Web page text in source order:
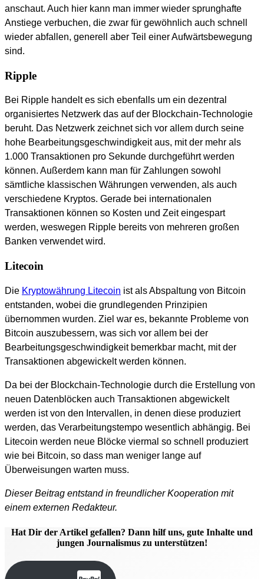
anschaut. Auch hier kann man immer wieder sprunghafte
Anstiege verbuchen, die zwar für gewöhnlich auch schnell
wieder abfallen, generell aber Teil einer Aufwärtsbewegung
sind.
Ripple
Bei Ripple handelt es sich ebenfalls um ein dezentral
organisiertes Netzwerk das auf der Blockchain-Technologie
beruht. Das Netzwerk zeichnet sich vor allem durch seine
hohe Bearbeitungsgeschwindigkeit aus, mit der mehr als
1.000 Transaktionen pro Sekunde durchgeführt werden
können. Außerdem kann man für Zahlungen sowohl
sämtliche klassischen Währungen verwenden, als auch
verschiedene Kryptos. Gerade bei internationalen
Transaktionen können so Kosten und Zeit eingespart
werden, weswegen Ripple bereits von mehreren großen
Banken verwendet wird.
Litecoin
Die Kryptowährung Litecoin ist als Abspaltung von Bitcoin
entstanden, wobei die grundlegenden Prinzipien
übernommen wurden. Ziel war es, bekannte Probleme von
Bitcoin auszubessern, was sich vor allem bei der
Bearbeitungsgeschwindigkeit bemerkbar macht, mit der
Transaktionen abgewickelt werden können.
Da bei der Blockchain-Technologie durch die Erstellung von
neuen Datenblöcken auch Transaktionen abgewickelt
werden ist von den Intervallen, in denen diese produziert
werden, das Verarbeitungstempo wesentlich abhängig. Bei
Litecoin werden neue Blöcke viermal so schnell produziert
wie bei Bitcoin, so dass man weniger lange auf
Überweisungen warten muss.
Dieser Beitrag entstand in freundlicher Kooperation mit
einem externen Redakteur.
Hat Dir der Artikel gefallen? Dann hilf uns, gute Inhalte und
jungen Journalismus zu unterstützen!